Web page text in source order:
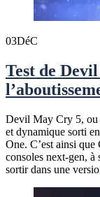
03DéC
Test de
Devil May Cry 5, ou
et dynamique sorti
One. C’est ainsi
consoles next-gen,
sortir dans une